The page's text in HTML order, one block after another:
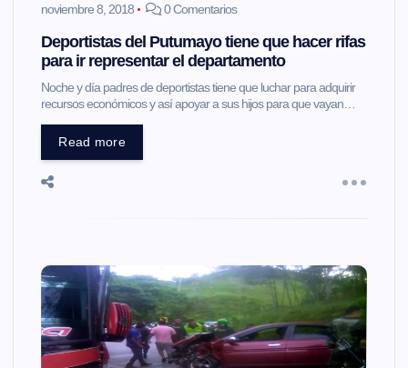
noviembre 8, 2018 0 Comentarios
Deportistas del Putumayo tiene que hacer rifas
para ir representar el departamento
Noche y día padres de deportistas tiene que luchar para adquirir
recursos económicos y así apoyar a sus hijos para que vayan…
Read more